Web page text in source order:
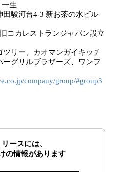
一生
駿河台4-3 新お茶の水ビル
コカレストランジャパン設立
リー、カオマンガイキッチ
グリルブラザーズ、ワンフ
company/group/#group3
ースには、
の情報があります